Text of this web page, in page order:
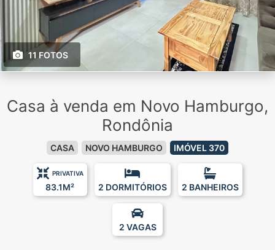
11 FOTOS
Casa à venda em Novo Hamburgo,
Rondônia
CASA NOVO HAMBURGO IMÓVEL 370
PRIVATIVA
83.1M² 2 DORMITÓRIOS 2 BANHEIROS
2 VAGAS